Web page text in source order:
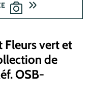
Fleurs vert et
de
OSB-